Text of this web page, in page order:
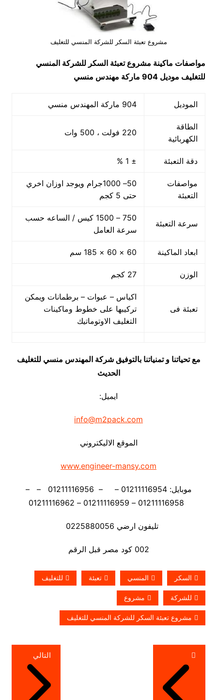
مشروع تعبئة السكر للشركة المنسي للتغليف
مواصفات ماكينة مشروع تعبئة السكر للشركة المنسي
للتغليف موديل 904 ماركة مهندس منسي
الموديل 904 ماركة المهندس منسي
الطاقة
الكهربائية
220 فولت ، 500 وات
دقة التعبئة ± 1 %
مواصفات
التعبئة
50– 1000جرام ويوجد اوزان اخري
حتى 5 كجم
سرعة التعبئة
750 – 1500 كيس / الساعه حسب
سرعة العامل
ابعاد الماكينة 60 × 60 × 185 سم
الوزن 27 كجم
تعبئة فى
اكياس – عبوات – برطمانات ويمكن
تركيبها على خطوط وماكينات
التغليف الاوتوماتيك
مع تحياتنا و تمنياتنا بالتوفيق شركة المهندس منسي للتغليف
الحديث
ايميل:
info@m2pack.com
الموقع الاليكتروني
www.engineer-mansy.com
موبايل: 01211116954 – – 01211116956 – –
تليفون ارضي 0225880056
002 كود مصر قبل الرقم
السكر المنسي تعبئة للتغليف
للشركة مشروع
مشروع تعبئة السكر للشركة المنسي للتغليف
تصفّح
المقالات
التالي